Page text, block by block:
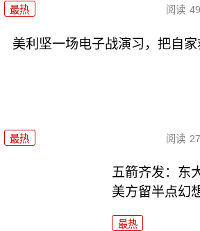
最热 阅读
美利坚一场电子战演习，把自家
最热 阅读
五箭齐发：东
美方留半点幻
最热